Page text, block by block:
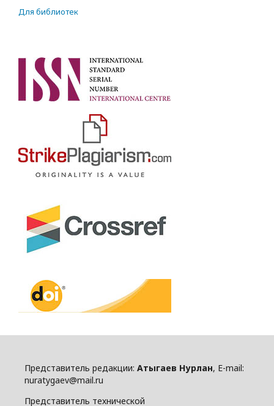
Для библиотек
Представитель редакции: Атыгаев Нурлан, E-mail:
nuratygaev@mail.ru
Представитель технической